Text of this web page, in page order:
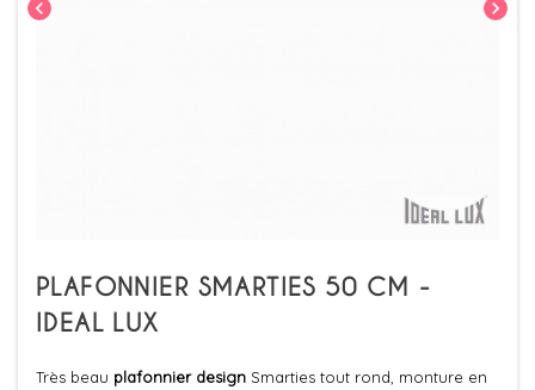
chevron_left chevron_right
PLAFONNIER SMARTIES 50 CM -
IDEAL LUX
Très beau plafonnier design Smarties tout rond, monture en